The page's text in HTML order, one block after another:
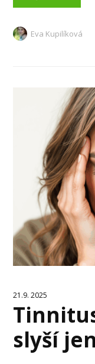
Eva Kupilíková
21.9. 2025
slyší